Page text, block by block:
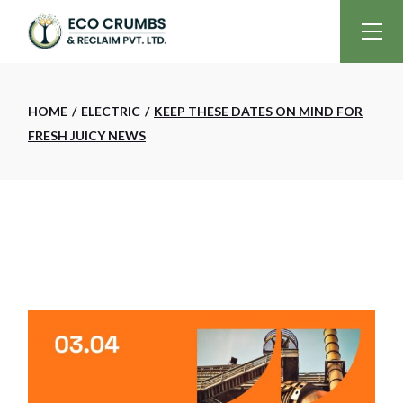
HOME ELECTRIC
KEEP THESE DATES ON MIND FOR
FRESH JUICY NEWS